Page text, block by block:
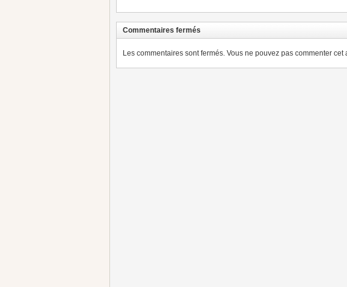
Commentaires fermés
Les commentaires sont fermés. Vous ne pouvez pas commenter cet